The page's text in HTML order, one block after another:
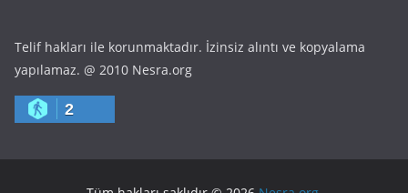
Telif hakları ile korunmaktadır. İzinsiz alıntı ve kopyalama
yapılamaz. @ 2010 Nesra.org
2